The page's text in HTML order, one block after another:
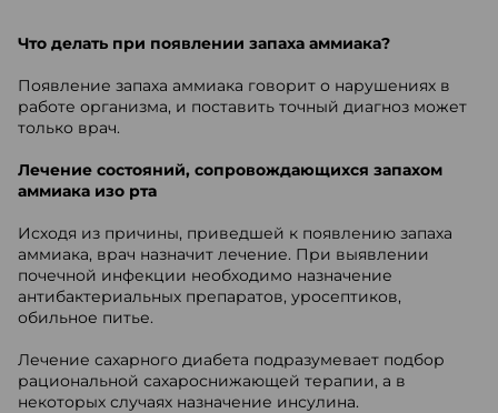
Что делать при появлении запаха аммиака?
Появление запаха аммиака говорит о нарушениях в
работе организма, и поставить точный диагноз может
только врач.
Лечение состояний, сопровождающихся запахом
аммиака изо рта
Исходя из причины, приведшей к появлению запаха
аммиака, врач назначит лечение. При выявлении
почечной инфекции необходимо назначение
антибактериальных препаратов, уросептиков,
обильное питье.
Лечение сахарного диабета подразумевает подбор
рациональной сахароснижающей терапии, а в
некоторых случаях назначение инсулина.